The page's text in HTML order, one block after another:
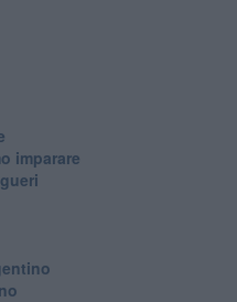
imparare